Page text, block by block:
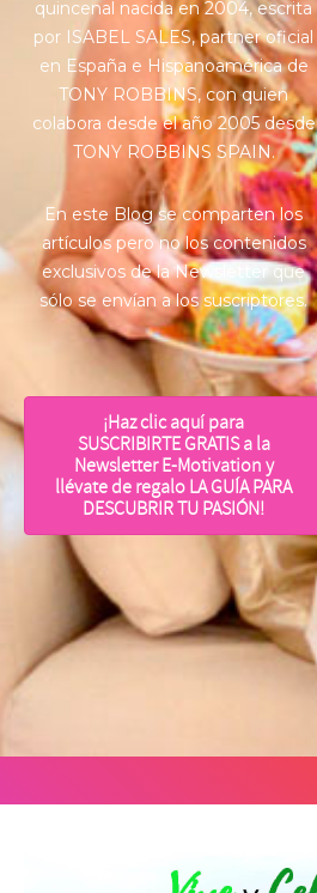
quincenal nacida en 2004, escrita
por ISABEL SALES, partner oficial
en España e Hispanoamérica de
TONY ROBBINS, con quien
colabora desde el año 2005 desde
TONY ROBBINS SPAIN.
En este Blog se comparten los
artículos pero no los contenidos
exclusivos de la Newsletter que
sólo se envían a los suscriptores.
¡Haz clic aquí para
SUSCRIBIRTE GRATIS a la
Newsletter E-Motivation y
llévate de regalo LA GUÍA PARA
DESCUBRIR TU PASIÓN!